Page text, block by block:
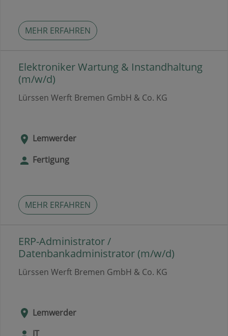
MEHR ERFAHREN
Elektroniker Wartung & Instandhaltung
(m/w/d)
Lürssen Werft Bremen GmbH & Co. KG
Lemwerder
Fertigung
MEHR ERFAHREN
ERP-Administrator /
Datenbankadministrator (m/w/d)
Lürssen Werft Bremen GmbH & Co. KG
Lemwerder
IT